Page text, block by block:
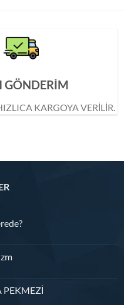
GÖNDERİM
KARGOYA VERİLİR.